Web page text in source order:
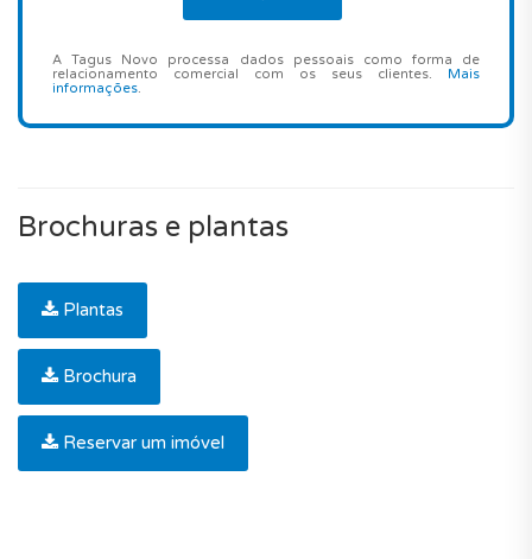
A Tagus Novo processa dados pessoais como forma de
relacionamento comercial com os seus clientes. Mais
informações.
Brochuras e plantas
Plantas
Brochura
Reservar um imóvel